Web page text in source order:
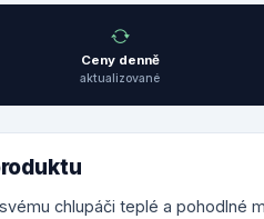
Ceny denně
aktualizované
chlupáči teplé a pohodlné